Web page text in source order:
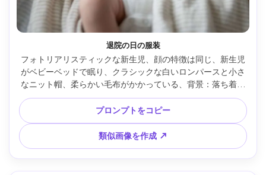
退院の日の服装
フォトリアリスティックな新生児、顔の特徴は同じ、新生児
がベビーベッドで眠り、クラシックな白いロンパースと小さ
なニット帽、柔らかい毛布がかかっている、背景：落ち着い
た病室のボケとニュートラルな配色、柔らかなオーバーヘッ
ド光とさりげない窓光、Canon 5D Mark IV、85mm f/1.8、ト
ップサイドアングル、繊細なハイライト、リアルな新生児肌
質、静かな感謝の感情、ドキュメンタリーリアリズム --ar
4:5
プロンプトをコピー
類似画像を作成 ↗